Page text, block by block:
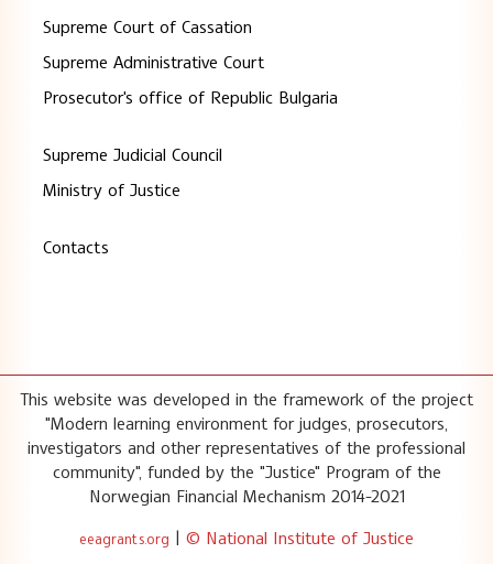
Supreme Court of Cassation
Supreme Administrative Court
Prosecutor's office of Republic Bulgaria
Supreme Judicial Council
Ministry of Justice
Contacts
This website was developed in the framework of the project
"Modern learning environment for judges, prosecutors,
investigators and other representatives of the professional
community", funded by the "Justice" Program of the
Norwegian Financial Mechanism 2014-2021
eeagrants.org | © National Institute of Justice